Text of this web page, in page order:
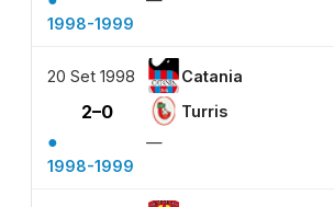
1998-1999
20 Set 1998 Catania
2–0 Turris
●
—
1998-1999